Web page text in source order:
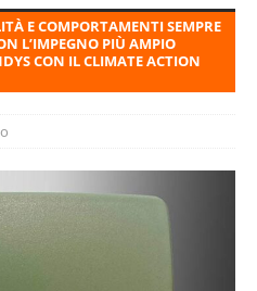
E COMPORTAMENTI SEMPRE
L’IMPEGNO PIÙ AMPIO
CON IL CLIMATE ACTION